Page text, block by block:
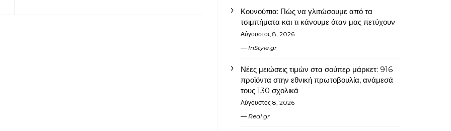
Κουνούπια: Πώς να γλιτώσουμε από τα
τσιμπήματα και τι κάνουμε όταν μας πετύχουν
Αύγουστος 8, 2026
InStyle.gr
Νέες μειώσεις τιμών στα σούπερ μάρκετ: 916
προϊόντα στην εθνική πρωτοβουλία, ανάμεσά
τους 130 σχολικά
Αύγουστος 8, 2026
Real.gr